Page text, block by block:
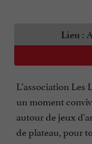
Lieu :
L’association Les
un moment
autour de jeux
de plateau, pour